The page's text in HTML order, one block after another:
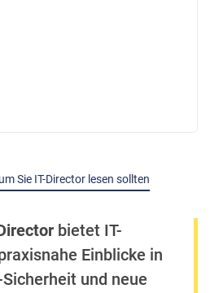
Sie IT-Director lesen sollten
bietet IT-
Einblicke in
und neue